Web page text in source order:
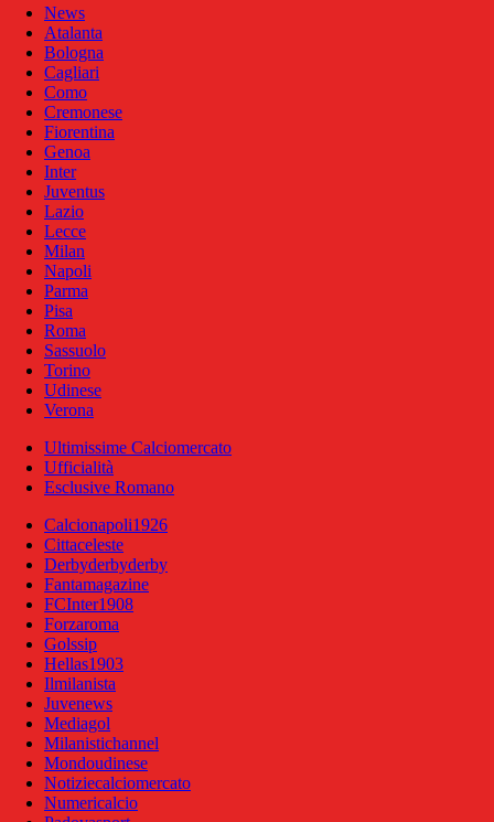
News
Atalanta
Bologna
Cagliari
Como
Cremonese
Fiorentina
Genoa
Inter
Juventus
Lazio
Lecce
Milan
Napoli
Parma
Pisa
Roma
Sassuolo
Torino
Udinese
Verona
Ultimissime Calciomercato
Ufficialità
Esclusive Romano
Calcionapoli1926
Cittaceleste
Derbyderbyderby
Fantamagazine
FCInter1908
Forzaroma
Golssip
Hellas1903
Ilmilanista
Juvenews
Mediagol
Milanistichannel
Mondoudinese
Notiziecalciomercato
Numericalcio